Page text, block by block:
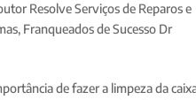
Resolve Serviços de Reparos e
, Franqueados de Sucesso Dr
de fazer a limpeza da